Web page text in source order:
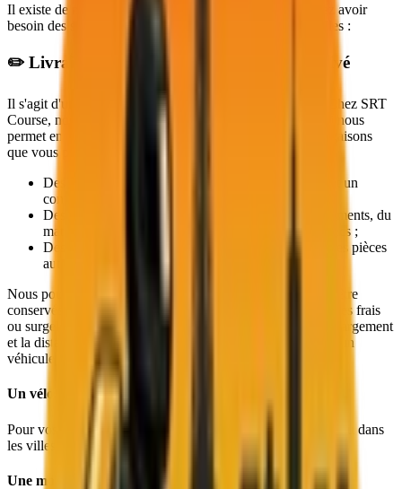
Il existe de multiples raisons pour lesquelles vous pourriez avoir
besoin des services d'un coursier privé. Voici les principales :
✏️ Livraison sur-mesure avec un coursier privé
Il s'agit d'un mode de livraison
. Chez SRT
Course, nous disposons d'une large flotte de véhicules qui nous
permet en effet de prendre en charge tous les types de cargaisons
que vous pourriez vouloir nous confier. Par exemple :
Des enveloppes pesant moins de 3 kilos et contenant un
contrat, des brochures, voire des petits objets ;
Des colis de moins de 30 kilos et contenant des vêtements, du
matériel informatique ou des produits alimentaires secs ;
Des palettes d'une tonne, utilisées pour transporter des pièces
automobiles ou du matériel de PLV.
Nous pouvons même transporter les produits nécessitant d'être
conservés à une température spécifique (produits alimentaires frais
ou surgelés, médicaments, etc.). Selon la nature de votre chargement
et la distance à parcourir, nous mettrons à votre disposition un
véhicule adapté :
Un vélo classique ou utilitaire
Pour vos chargements de moins de 80 kilos à livrer à Paris ou dans
les villes limitrophes de la capitale.
Une moto